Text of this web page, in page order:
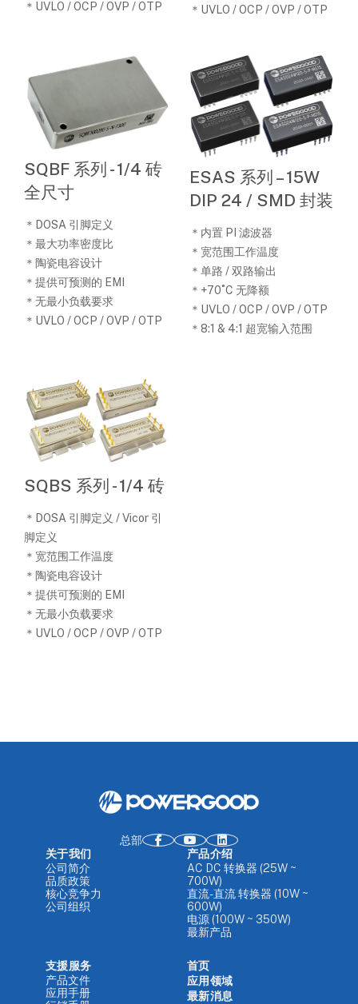
＊UVLO / OCP / OVP / OTP
＊UVLO / OCP / OVP / OTP
SQBF 系列 - 1/4 砖
全尺寸
＊DOSA 引脚定义
＊最大功率密度比
＊陶瓷电容设计
＊提供可预测的 EMI
＊无最小负载要求
＊UVLO / OCP / OVP / OTP
ESAS 系列 – 15W
DIP 24 / SMD 封装
＊内置 PI 滤波器
＊宽范围工作温度
＊单路 / 双路输出
＊+70˚C 无降额
＊UVLO / OCP / OVP / OTP
＊8:1 & 4:1 超宽输入范围
SQBS 系列 - 1/4 砖
＊DOSA 引脚定义 / Vicor 引
脚定义
＊宽范围工作温度
＊陶瓷电容设计
＊提供可预测的 EMI
＊无最小负载要求
＊UVLO / OCP / OVP / OTP
总部
关于我们
公司简介
品质政策
核心竞争力
公司组织
产品介绍
AC DC 转换器 (25W ~
700W)
直流-直流 转换器 (10W ~
600W)
电源 (100W ~ 350W)
最新产品
支援服务
产品文件
应用手册
首页
应用领域
最新消息